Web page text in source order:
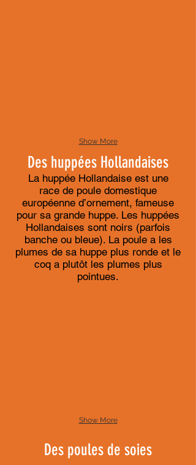
Show More
Des huppées Hollandaises
La huppée Hollandaise est une
race de poule domestique
européenne d’ornement, fameuse
pour sa grande huppe. Les huppées
Hollandaises sont noirs (parfois
banche ou bleue). La poule a les
plumes de sa huppe plus ronde et le
coq a plutôt les plumes plus
pointues.
Show More
Des poules de soies